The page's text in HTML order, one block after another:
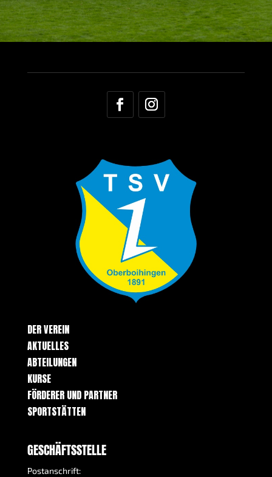
DER VEREIN
AKTUELLES
ABTEILUNGEN
KURSE
FÖRDERER UND PARTNER
SPORTSTÄTTEN
GESCHÄFTSSTELLE
Postanschrift: